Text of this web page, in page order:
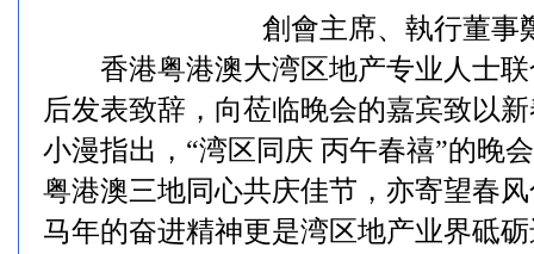
創會主席、執行董事
香港粤港澳大湾区地产专业人士联
后发表致辞，向莅临晚会的嘉宾致以
小漫指出，“湾区同庆 丙午春禧”的晚
粤港澳三地同心共庆佳节，亦寄望春
马年的奋进精神更是湾区地产业界砥